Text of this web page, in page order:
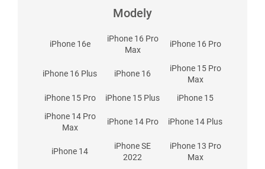
Modely
iPhone 16e
iPhone 16 Pro
Max
iPhone 16 Pro
iPhone 16 Plus iPhone 16
iPhone 15 Pro
Max
iPhone 15 Pro
iPhone 15 Plus
iPhone 15
iPhone 14 Pro
Max
iPhone 14 Pro iPhone 14 Plus
iPhone 14
iPhone SE
2022
iPhone 13 Pro
Max